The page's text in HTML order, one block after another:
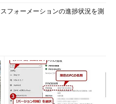
フォーメーションの進捗状況を測